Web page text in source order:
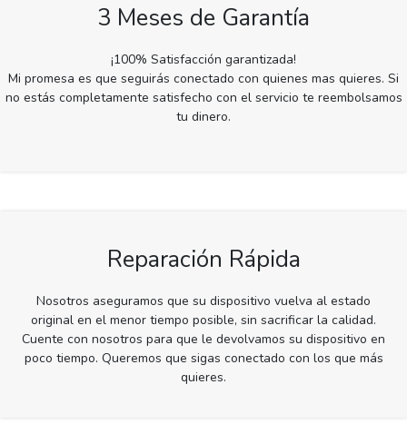
3 Meses de Garantía
¡100% Satisfacción garantizada!
Mi promesa es que seguirás conectado con quienes mas quieres. Si
no estás completamente satisfecho con el servicio te reembolsamos
tu dinero.
Reparación Rápida
Nosotros aseguramos que su dispositivo vuelva al estado
original en el menor tiempo posible, sin sacrificar la calidad.
Cuente con nosotros para que le devolvamos su dispositivo en
poco tiempo. Queremos que sigas conectado con los que más
quieres.